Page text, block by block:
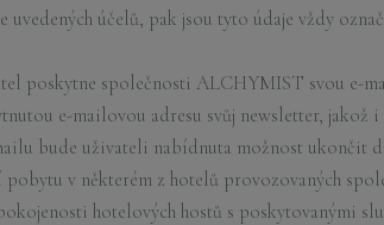
uvedených účelů, pak jsou tyto údaje vždy
poskytne společnosti ALCHYMIST svou e-
e-mailovou adresu svůj newsletter,
bude uživateli nabídnuta možnost ukončit
pobytu v některém z hotelů provozovaných
hotelových hostů s poskytovanými